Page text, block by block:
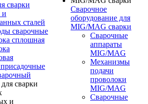
сварки
и
сталей
сварочные
сплошная
Сварочное
оборудование для
MIG/MAG сварки
Сварочные
аппараты
MIG/MAG
Механизмы
подачи
проволоки
MIG/MAG
Сварочные